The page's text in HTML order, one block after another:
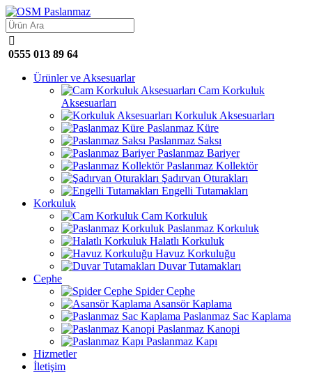

0555 013 89 64
Ürünler ve Aksesuarlar
Cam Korkuluk
Aksesuarları
Korkuluk Aksesuarları
Paslanmaz Küre
Paslanmaz Saksı
Paslanmaz Bariyer
Paslanmaz Kollektör
Şadırvan Oturakları
Engelli Tutamakları
Korkuluk
Cam Korkuluk
Paslanmaz Korkuluk
Halatlı Korkuluk
Havuz Korkuluğu
Duvar Tutamakları
Cephe
Spider Cephe
Asansör Kaplama
Paslanmaz Sac Kaplama
Paslanmaz Kanopi
Paslanmaz Kapı
Hizmetler
İletişim